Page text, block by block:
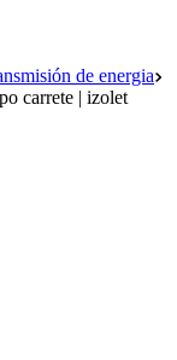
de energia
carrete | izolet